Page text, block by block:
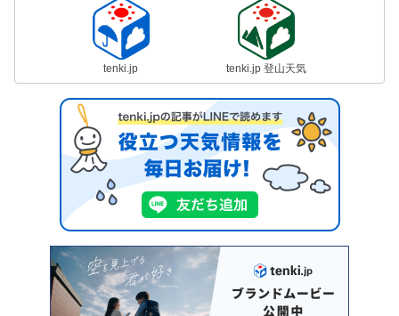
tenki.jp tenki.jp 登山天気